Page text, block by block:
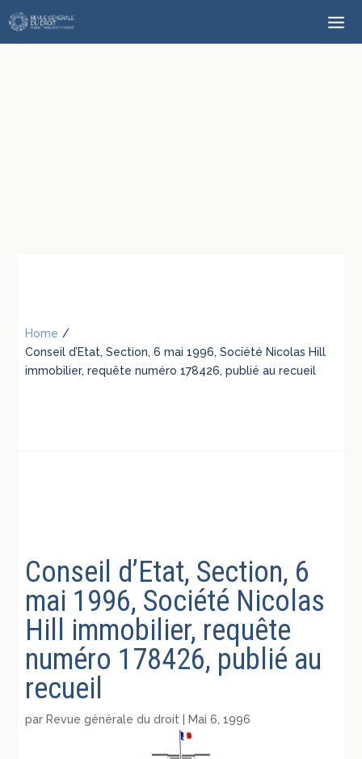
Home /
Conseil d’Etat, Section, 6 mai 1996, Société Nicolas Hill
immobilier, requête numéro 178426, publié au recueil
Conseil d’Etat, Section, 6
mai 1996, Société Nicolas
Hill immobilier, requête
numéro 178426, publié au
recueil
par Revue générale du droit Mai 6, 1996